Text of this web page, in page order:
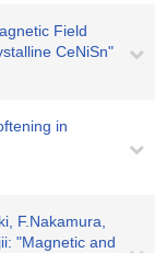
Field
CeNiSn"
in
F.Nakamura,
"Magnetic and